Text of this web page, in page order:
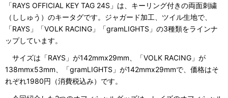
「RAYS OFFICIAL KEY TAG 24S」は、キーリング付きの両面刺繍
（ししゅう）のキータグです。ジャガード加工、ツイル生地で、
「RAYS」「VOLK RACING」「gramLIGHTS」の3種類をラインナ
ップしています。
サイズは「RAYS」が142mmx29mm、「VOLK RACING」が
138mmx53mm、「gramLIGHTS」が142mmx29mmで、価格はそ
れぞれ1980円（消費税込み）です。